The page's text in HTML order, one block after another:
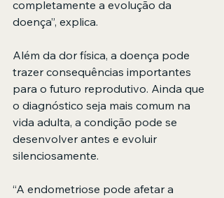
completamente a evolução da
doença”, explica.
Além da dor física, a doença pode
trazer consequências importantes
para o futuro reprodutivo. Ainda que
o diagnóstico seja mais comum na
vida adulta, a condição pode se
desenvolver antes e evoluir
silenciosamente.
“A endometriose pode afetar a